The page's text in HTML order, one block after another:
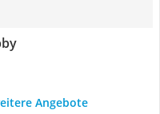
Angebote